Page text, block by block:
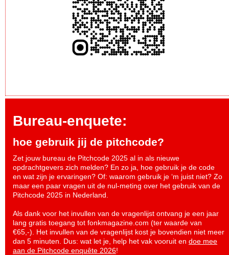
Bureau-enquete:
hoe gebruik jij de pitchcode?
Zet jouw bureau de Pitchcode 2025 al in als nieuwe
opdrachtgevers zich melden? En zo ja, hoe gebruik je de code
en wat zijn je ervaringen? Of: waarom gebruik je ‘m juist niet? Zo
maar een paar vragen uit de nul-meting over het gebruik van de
Pitchcode 2025 in Nederland.
Als dank voor het invullen van de vragenlijst ontvang je een jaar
lang gratis toegang tot fonkmagazine.com (ter waarde van
€65,-). Het invullen van de vragenlijst kost je bovendien niet meer
dan 5 minuten. Dus: wat let je, help het vak vooruit en doe mee
aan de Pitchcode enquête 2026!